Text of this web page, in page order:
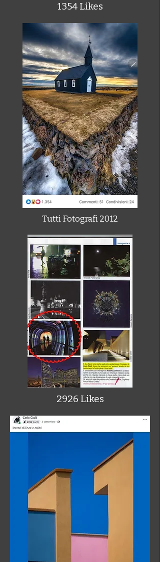
1354 Likes
Tutti Fotografi 2012
2926 Likes